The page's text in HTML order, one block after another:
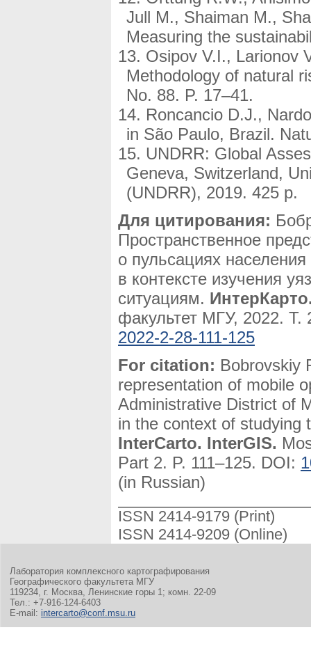
Jull M., Shaiman M.,
Measuring the
Osipov V.I., Larionov
Methodology of natural
No. 88. P. 17–41.
Roncancio D.J.,
in São Paulo, Brazil.
UNDRR: Global
Geneva, Switzerland,
(UNDRR), 2019. 425 p.
Для цитирования:
Пространственное
о пульсациях
в контексте изучения
ситуациям.
факультет МГУ, 2022.
2022-2-28-111-125
For citation: Bobrovskiy
representation of mobile
Administrative District of
in the context of studying
InterCarto. InterGIS.
Part 2. P. 111–125. DOI:
(in Russian)
ISSN 2414-9179 (Print)
ISSN 2414-9209 (Online)
Лаборатория комплексного картографирования
Географического факультета МГУ
119234, г. Москва, Ленинские горы 1; комн. 22-09
Тел.: +7-916-124-6403
E-mail: intercarto@conf.msu.ru